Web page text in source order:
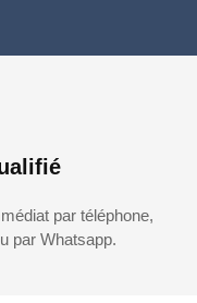
par téléphone,
par Whatsapp.